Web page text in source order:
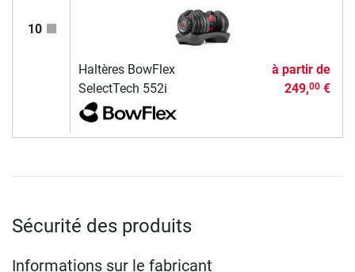
10
Haltères BowFlex
SelectTech 552i
à partir de
249,00€
Sécurité des produits
Informations sur le fabricant